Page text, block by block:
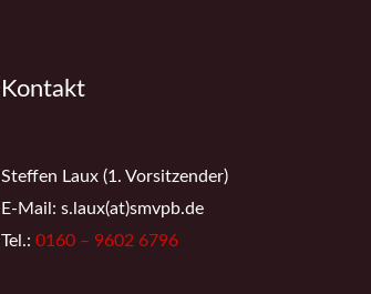
Kontakt
Steffen Laux (1. Vorsitzender)
E-Mail: s.laux(at)smvpb.de
Tel.: 0160 – 9602 6796